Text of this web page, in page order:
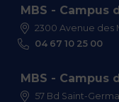
MBS - Campus
2300 Avenue des
04 67 10 25 00
MBS - Campus
57 Bd Saint-